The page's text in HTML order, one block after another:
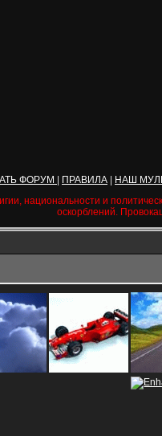
ФОРУМ ПРАВИЛА
НАШ
национальности и
оскорблений.